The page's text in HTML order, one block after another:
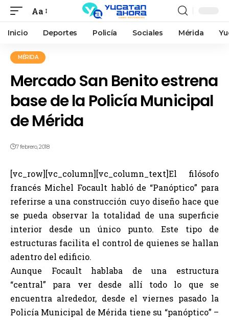
Aa
Inicio Deportes Policía Sociales Mérida
MÉRIDA
Mercado San Benito estrena
base de la Policía Municipal
de Mérida
7 febrero, 2018
[vc_row][vc_column][vc_column_text]El filósofo
francés Michel Focault habló de “Panóptico” para
referirse a una construcción cuyo diseño hace que
se pueda observar la totalidad de una superficie
interior desde un único punto. Este tipo de
estructuras facilita el control de quienes se hallan
adentro del edificio.
Aunque Focault hablaba de una estructura
“central” para ver desde allí todo lo que se
encuentra alrededor, desde el viernes pasado la
Policía Municipal de Mérida tiene su “panóptico” –